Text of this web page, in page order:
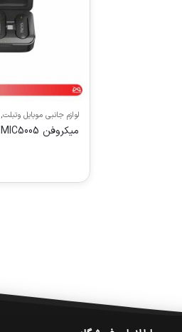
لوازم جانبی موبایل وتبلت,
میکروفن TSCO TMIC5005